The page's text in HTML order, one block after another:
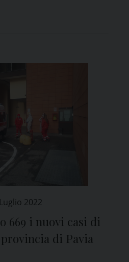
2022
669 i nuovi casi di
di Pavia